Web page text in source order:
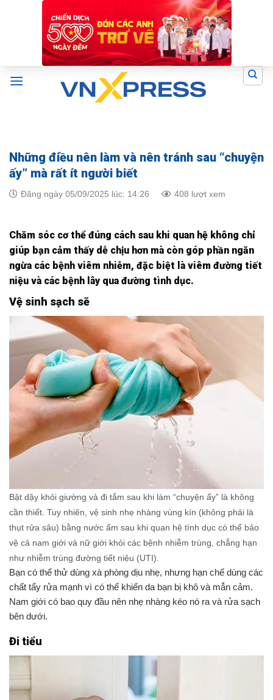
Những điều nên làm và nên tránh sau “chuyện
ấy” mà rất ít người biết
Đăng ngày 05/09/2025 lúc: 14:26 408 lượt xem
Chăm sóc cơ thể đúng cách sau khi quan hệ không chỉ
giúp bạn cảm thấy dễ chịu hơn mà còn góp phần ngăn
ngừa các bệnh viêm nhiễm, đặc biệt là viêm đường tiết
niệu và các bệnh lây qua đường tình dục.
Vệ sinh sạch sẽ
Bật dậy khỏi giường và đi tắm sau khi làm “chuyện ấy” là không
cần thiết. Tuy nhiên, vệ sinh nhẹ nhàng vùng kín (không phải là
thụt rửa sâu) bằng nước ấm sau khi quan hệ tình dục có thể bảo
vệ cả nam giới và nữ giới khỏi các bệnh nhiễm trùng, chẳng hạn
như nhiễm trùng đường tiết niệu (UTI).
Bạn có thể thử dùng xà phòng dịu nhẹ, nhưng hạn chế dùng các
chất tẩy rửa mạnh vì có thể khiến da bạn bị khô và mẫn cảm.
Nam giới có bao quy đầu nên nhẹ nhàng kéo nó ra và rửa sạch
bên dưới.
Đi tiểu